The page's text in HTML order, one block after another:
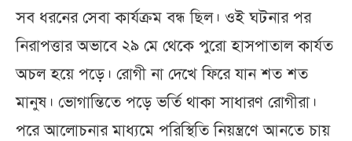
সব ধরনের সেবা কার্যক্রম বন্ধ ছিল। ওই ঘটনার পর
নিরাপত্তার অভাবে ২৯ মে থেকে পুরো হাসপাতাল কার্যত
অচল হয়ে পড়ে। রোগী না দেখে ফিরে যান শত শত
মানুষ। ভোগান্তিতে পড়ে ভর্তি থাকা সাধারণ রোগীরা।
পরে আলোচনার মাধ্যমে পরিস্থিতি নিয়ন্ত্রণে আনতে চায়